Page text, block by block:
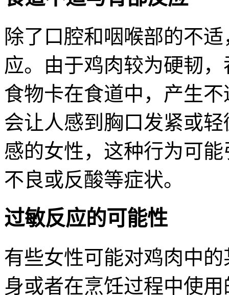
除了口腔和咽喉部的不
应。由于鸡肉较为硬韧
食物卡在食道中，产生
会让人感到胸口发紧或
感的女性，这种行为可
不良或反酸等症状。
过敏反应的可能性
有些女性可能对鸡肉中
身或者在烹饪过程中使